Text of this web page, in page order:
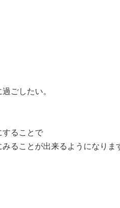
ごしたい。
することで
ることが出来るようになりま